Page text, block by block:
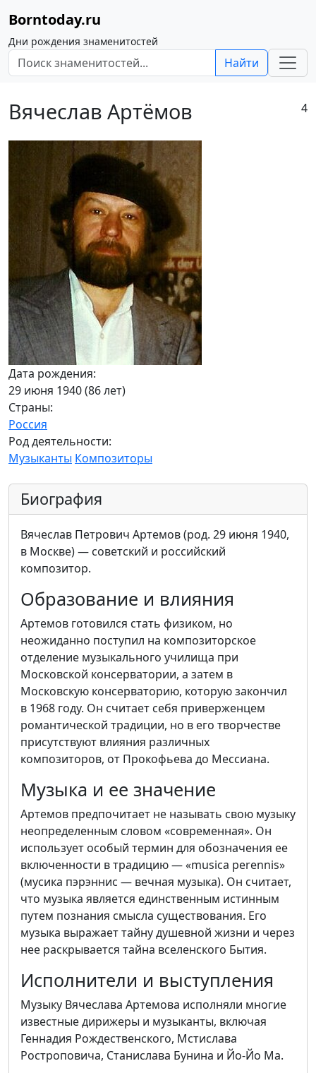
Borntoday.ru
Дни рождения знаменитостей
Найти
Вячеслав Артёмов 4
Дата рождения:
29 июня 1940 (86 лет)
Страны:
Россия
Род деятельности:
Музыканты Композиторы
Биография
Вячеслав Петрович Артемов (род. 29 июня 1940,
в Москве) — советский и российский
композитор.
Образование и влияния
Артемов готовился стать физиком, но
неожиданно поступил на композиторское
отделение музыкального училища при
Московской консерватории, а затем в
Московскую консерваторию, которую закончил
в 1968 году. Он считает себя приверженцем
романтической традиции, но в его творчестве
присутствуют влияния различных
композиторов, от Прокофьева до Мессиана.
Музыка и ее значение
Артемов предпочитает не называть свою музыку
неопределенным словом «современная». Он
использует особый термин для обозначения ее
включенности в традицию — «musica perennis»
(мусика пэрэннис — вечная музыка). Он считает,
что музыка является единственным истинным
путем познания смысла существования. Его
музыка выражает тайну душевной жизни и через
нее раскрывается тайна вселенского Бытия.
Исполнители и выступления
Музыку Вячеслава Артемова исполняли многие
известные дирижеры и музыканты, включая
Геннадия Рождественского, Мстислава
Ростроповича, Станислава Бунина и Йо-Йо Ма.